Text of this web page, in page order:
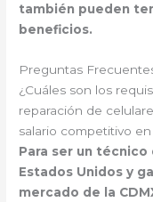
también pueden
beneficios.
Preguntas
¿Cuáles son los
reparación de
salario competitivo
Para ser un
Estados Unidos y
mercado de la